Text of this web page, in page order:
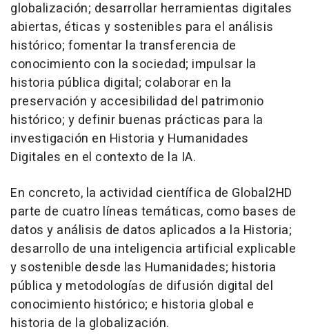
globalización; desarrollar herramientas digitales
abiertas, éticas y sostenibles para el análisis
histórico; fomentar la transferencia de
conocimiento con la sociedad; impulsar la
historia pública digital; colaborar en la
preservación y accesibilidad del patrimonio
histórico; y definir buenas prácticas para la
investigación en Historia y Humanidades
Digitales en el contexto de la IA.
En concreto, la actividad científica de Global2HD
parte de cuatro líneas temáticas, como bases de
datos y análisis de datos aplicados a la Historia;
desarrollo de una inteligencia artificial explicable
y sostenible desde las Humanidades; historia
pública y metodologías de difusión digital del
conocimiento histórico; e historia global e
historia de la globalización.